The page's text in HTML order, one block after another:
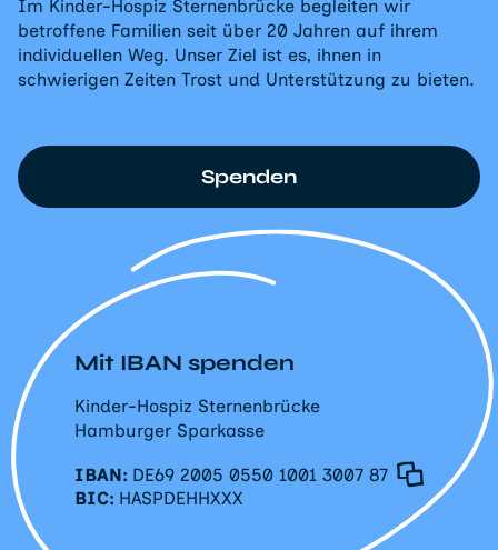
Im Kinder-Hospiz Sternenbrücke begleiten wir
betroffene Familien seit über 20 Jahren auf ihrem
individuellen Weg. Unser Ziel ist es, ihnen in
schwierigen Zeiten Trost und Unterstützung zu bieten.
Mit IBAN spenden
Kinder-Hospiz Sternenbrücke
Hamburger Sparkasse
IBAN: DE69 2005 0550 1001 3007 87
BIC: HASPDEHHXXX
Spenden